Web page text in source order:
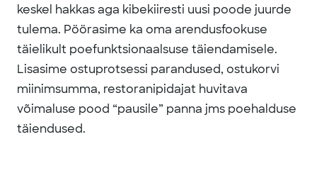
keskel hakkas aga kibekiiresti uusi poode juurde
tulema. Pöörasime ka oma arendusfookuse
täielikult poefunktsionaalsuse täiendamisele.
Lisasime ostuprotsessi parandused, ostukorvi
miinimsumma, restoranipidajat huvitava
võimaluse pood “pausile” panna jms poehalduse
täiendused.